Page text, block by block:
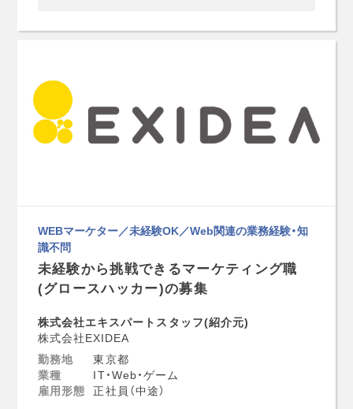
WEBマーケター／未経験OK／Web関連の業務経験・知
識不問
未経験から挑戦できるマーケティング職
(グロースハッカー)の募集
株式会社エキスパートスタッフ(紹介元)
株式会社EXIDEA
勤務地
東京都
業種
IT・Web・ゲーム
雇用形態 正社員（中途）